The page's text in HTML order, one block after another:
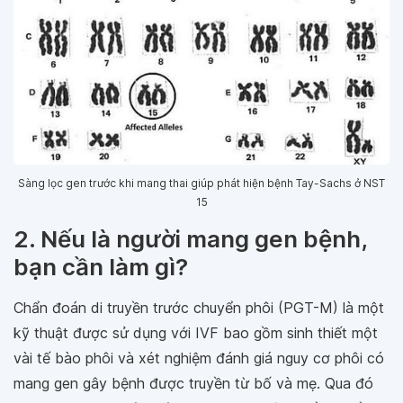
Sàng lọc gen trước khi mang thai giúp phát hiện bệnh Tay-Sachs ở NST
15
2. Nếu là người mang gen bệnh,
bạn cần làm gì?
Chẩn đoán di truyền trước chuyển phôi (PGT-M) là một
kỹ thuật được sử dụng với IVF bao gồm sinh thiết một
vài tế bào phôi và xét nghiệm đánh giá nguy cơ phôi có
mang gen gây bệnh được truyền từ bố và mẹ. Qua đó